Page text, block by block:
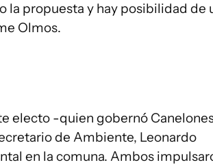
la propuesta y hay posibilidad de
Olmos.
electo -quien gobernó
de Ambiente, Leonardo
en la comuna. Ambos